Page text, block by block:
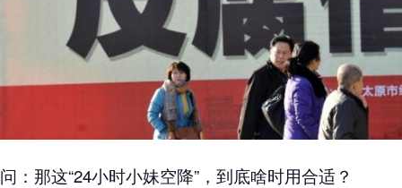
问：那这“24小时小妹空降”，到底啥时用合适？